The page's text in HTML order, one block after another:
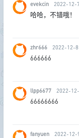
evekcin 2022-12-
哈哈，不错哦！
zhr666 2022-12-8
666666
llpp6677 2022-
66666666
fanyuen 2022-12-